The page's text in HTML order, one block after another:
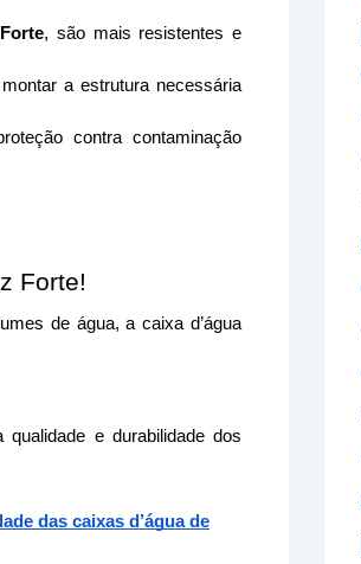
, são mais resistentes e
a estrutura necessária
contra contaminação
Forte!
de água, a caixa d’água
e durabilidade dos
das caixas d’água de